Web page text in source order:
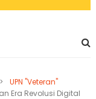
>
UPN "Veteran"
Era Revolusi Digital